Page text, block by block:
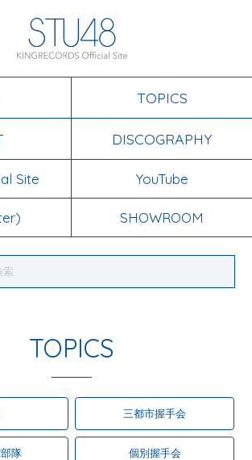
TOPICS
DISCOGRAPHY
Site YouTube
SHOWROOM
TOPICS
三都市握手会
隊 個別握手会